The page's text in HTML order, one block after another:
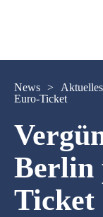
News > Aktuelles
Euro-Ticket
Berlin
Ticket